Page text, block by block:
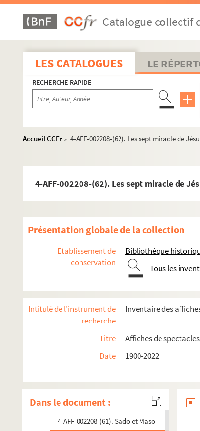
Catalogue collectif
LES CATALOGUES LE
RECHERCHE RAPIDE
Accueil CCFr > 4-AFF-002208-(62). Les sept miracle de
4-AFF-002208-(62). Les sept miracle de
Présentation globale de la collection
Etablissement de
conservation
Bibliothèque
Tous les
Intitulé de l'instrument de
recherche
Inventaire des
Titre
Affiches de
Date
1900-2022
Dans le document :
4-AFF-002208-(35). Louloute
4-AFF-002208-(36). Ma femme est folle
4-AFF-002208-(37). Ma femme est parfaite
4-AFF-002208-(38). Ma femme est sortie
4-AFF-002208-(39). Ma femme s'appelle Maurice
4-AFF-002208-(40). Ma fille travaille à Paris
4-AFF-002208-(45). Occupons-nous
4-AFF-002208-(48). Panique au ministère
4-AFF-002208-(50). Pauvre France !
4-AFF-002208-(51). La pêche à la ligne
4-AFF-002208-(53). La petite hutte
4-AFF-002208-(54). Philippe Chevalier et Régis
4-AFF-002208-(56). Première porte à gauche
4-AFF-002208-(57). La purée
4-AFF-002208-(59). La raison d'Aymé
4-AFF-002208-(60). Roger Pierre et Jean-Marc
4-AFF-002208-(61). Sado et Maso